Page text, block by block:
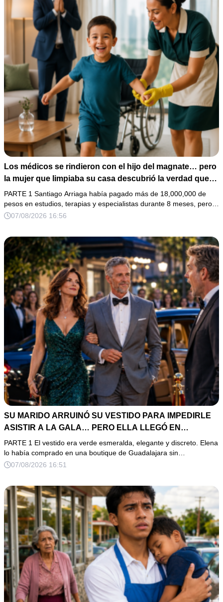
Los médicos se rindieron con el hijo del magnate… pero
la mujer que limpiaba su casa descubrió la verdad que
nadie quiso escuchar.
PARTE 1 Santiago Arriaga había pagado más de 18,000,000 de
pesos en estudios, terapias y especialistas durante 8 meses, pero…
07/08/2026 16:56
SU MARIDO ARRUINÓ SU VESTIDO PARA IMPEDIRLE
ASISTIR A LA GALA… PERO ELLA LLEGÓ EN
LIMUSINA COMO INVITADA DE HONOR DEL DUEÑO DE
LA EMPRESA
PARTE 1 El vestido era verde esmeralda, elegante y discreto. Elena
lo había comprado en una boutique de Guadalajara sin…
07/08/2026 16:51